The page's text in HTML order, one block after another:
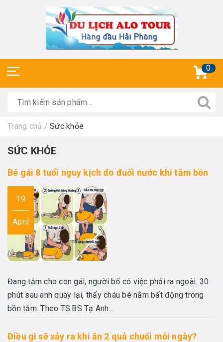
0
Trang chủ / Sức khỏe
SỨC KHỎE
Bé gái 8 tuổi nguy kịch do đuối nước khi tắm bồn
19
April
Đang tắm cho con gái, người bố có việc phải ra ngoài. 30
phút sau anh quay lại, thấy cháu bé nằm bất động trong
bồn tắm. Theo TS.BS Tạ Anh...
Điều gì sẽ xảy ra khi ăn 2 quả chuối mỗi ngày?